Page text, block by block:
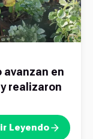
avanzan en
realizaron
Leyendo